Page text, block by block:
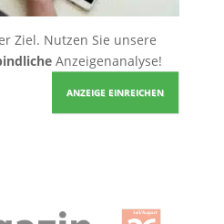
Ziel. Nutzen Sie unsere
Anzeigenanalyse!
ANZEIGE EINREICHEN